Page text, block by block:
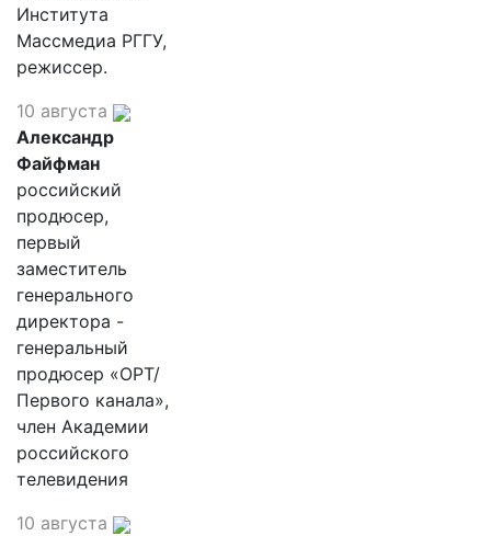
Института
Массмедиа РГГУ,
режиссер.
10 августа
Александр
Файфман
российский
продюсер,
первый
заместитель
генерального
директора -
генеральный
продюсер «ОРТ/
Первого канала»,
член Академии
российского
телевидения
10 августа